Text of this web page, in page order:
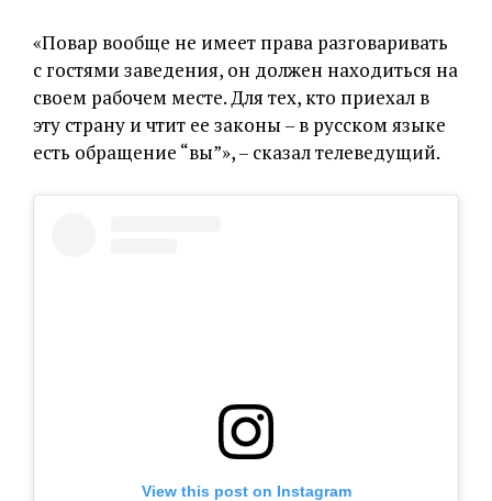
«Повар вообще не имеет права разговаривать
с гостями заведения, он должен находиться на
своем рабочем месте. Для тех, кто приехал в
эту страну и чтит ее законы – в русском языке
есть обращение “вы”», – сказал телеведущий.
View this post on Instagram